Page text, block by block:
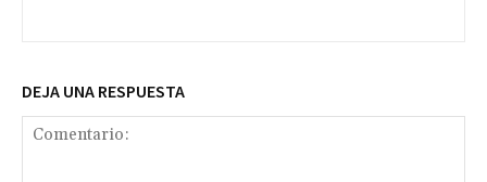
DEJA UNA RESPUESTA